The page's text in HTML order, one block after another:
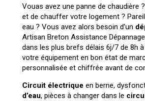
Vouas avez une panne de chaudière
et de chauffer votre logement ?
eau ? Vous avez alors besoin d’un
Artisan Breton Assistance
dans les plus brefs délais 6j/7 de 8h
votre équipement en bon état de
personnalisée et chiffrée avant de
Circuit électrique en berne,
d’eau, pièces à changer dans le